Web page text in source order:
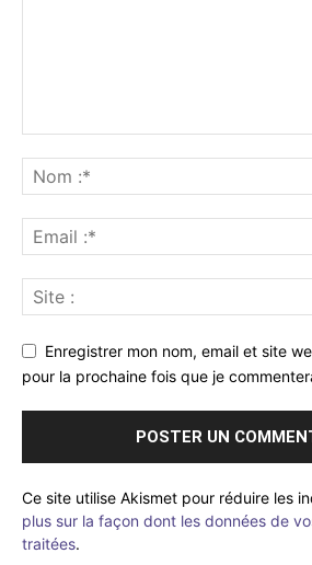
Enregistrer mon nom, email et site
pour la prochaine fois que je
Ce site utilise Akismet pour réduire les
plus sur la façon dont les données de
traitées.